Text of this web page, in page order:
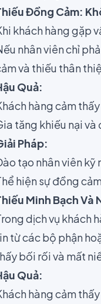
Đồng Cảm:
khách hàng gặp
nhân viên chỉ
và thiếu thân
Quả:
hàng cảm
tăng khiếu nại
Pháp:
tạo nhân viên kỹ
hiện sự đồng
Minh Bạch Và
dịch vụ khách
từ các bộ phận
bối rối và mất
Quả:
hàng cảm